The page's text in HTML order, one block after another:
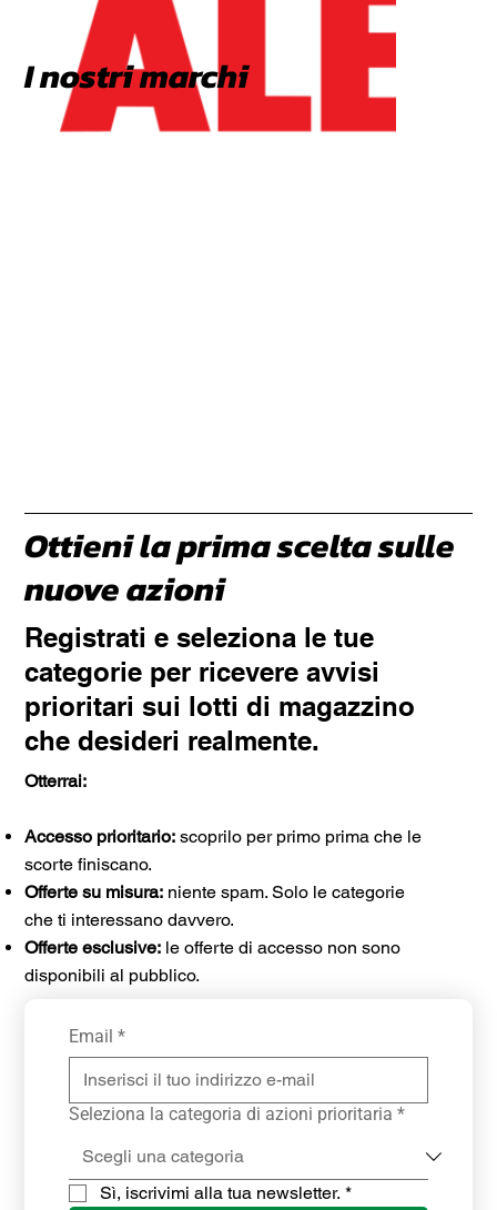
I nostri marchi
Ottieni la prima scelta sulle
nuove azioni
Registrati e seleziona le tue
categorie per ricevere avvisi
prioritari sui lotti di magazzino
che desideri realmente.
Otterrai:
Accesso prioritario: scoprilo per primo prima che le
scorte finiscano.
Offerte su misura: niente spam. Solo le categorie
che ti interessano davvero.
Offerte esclusive: le offerte di accesso non sono
disponibili al pubblico.
Email *
Seleziona la categoria di azioni prioritaria *
Sì, iscrivimi alla tua newsletter. *